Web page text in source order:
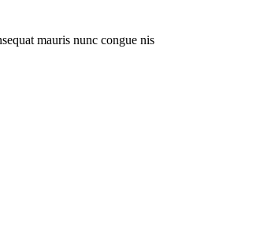
mauris nunc congue nis